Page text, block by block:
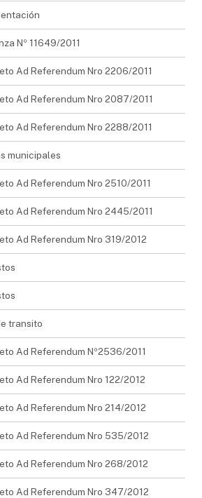
Nº 11649/2011
Ad Referendum Nro 2206/2011
Ad Referendum Nro 2087/2011
Ad Referendum Nro 2288/2011
municipales
Ad Referendum Nro 2510/2011
Ad Referendum Nro 2445/2011
Ad Referendum Nro 319/2012
transito
Ad Referendum Nº2536/2011
Ad Referendum Nro 122/2012
Ad Referendum Nro 214/2012
Ad Referendum Nro 535/2012
Ad Referendum Nro 268/2012
Ad Referendum Nro 347/2012